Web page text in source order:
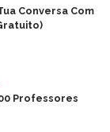
Conversa Com
Professores